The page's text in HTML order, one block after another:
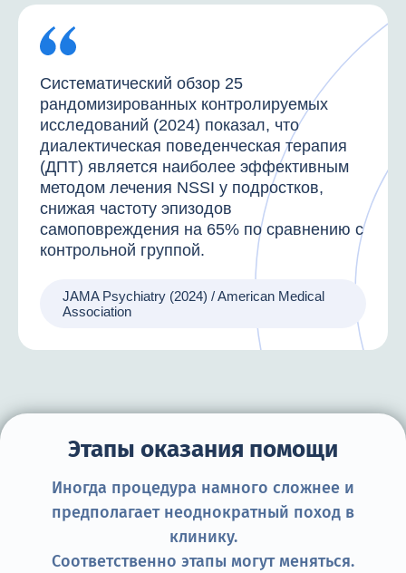
Систематический обзор 25
рандомизированных контролируемых
исследований (2024) показал, что
диалектическая поведенческая терапия
(ДПТ) является наиболее эффективным
методом лечения NSSI у подростков,
снижая частоту эпизодов
самоповреждения на 65% по сравнению с
контрольной группой.
JAMA Psychiatry (2024) / American Medical
Association
Этапы оказания помощи
Иногда процедура намного сложнее и
предполагает неоднократный поход в
клинику.
Соответственно этапы могут меняться.